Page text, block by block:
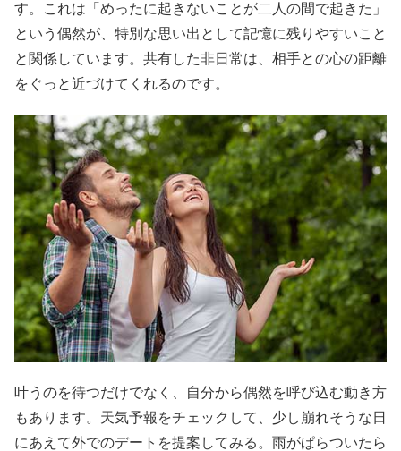
す。これは「めったに起きないことが二人の間で起きた」
という偶然が、特別な思い出として記憶に残りやすいこと
と関係しています。共有した非日常は、相手との心の距離
をぐっと近づけてくれるのです。
叶うのを待つだけでなく、自分から偶然を呼び込む動き方
もあります。天気予報をチェックして、少し崩れそうな日
にあえて外でのデートを提案してみる。雨がぱらついたら